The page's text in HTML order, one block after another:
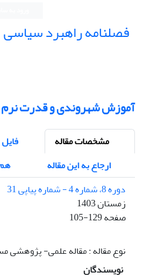
فصلنامه راهبرد سیاسی
آموزش شهروندی و قدرت نرم
مشخصات مقاله
ارجاع به این مقاله
دوره 8، شماره 4 - شماره پیاپی 31
زمستان 1403
صفحه105-129
نوع مقاله : مقاله علمی- پژوهشی
نویسندگان